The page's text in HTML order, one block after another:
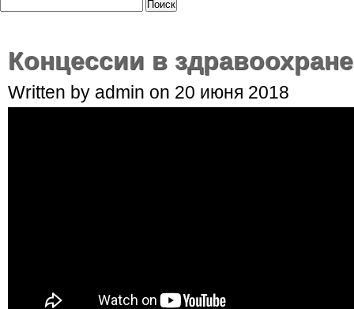
Концессии в
Written by admin on 20 июня 2018